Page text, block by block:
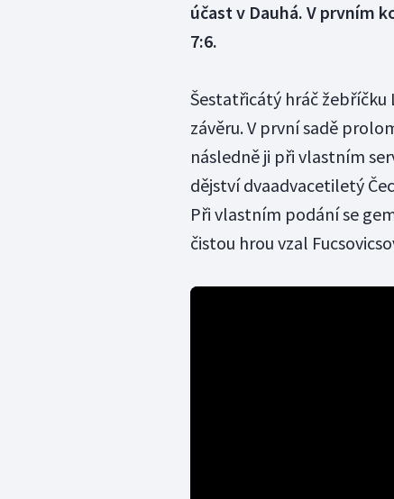
účast v Dauhá. V prvním
7:6.
Šestatřicátý hráč žebříčku
závěru. V první sadě
následně ji při vlastním
dějství dvaadvacetiletý
Při vlastním podání se
čistou hrou vzal